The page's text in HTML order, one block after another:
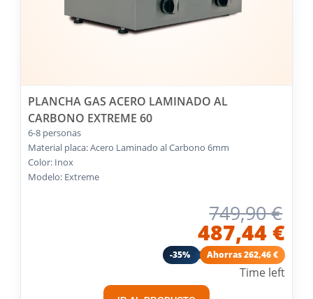
PLANCHA GAS ACERO LAMINADO AL
CARBONO EXTREME 60
6-8 personas
Material placa: Acero Laminado al Carbono 6mm
Color: Inox
Modelo: Extreme
749,90 €
487,44 €
-35% Ahorras 262,46 €
Time left